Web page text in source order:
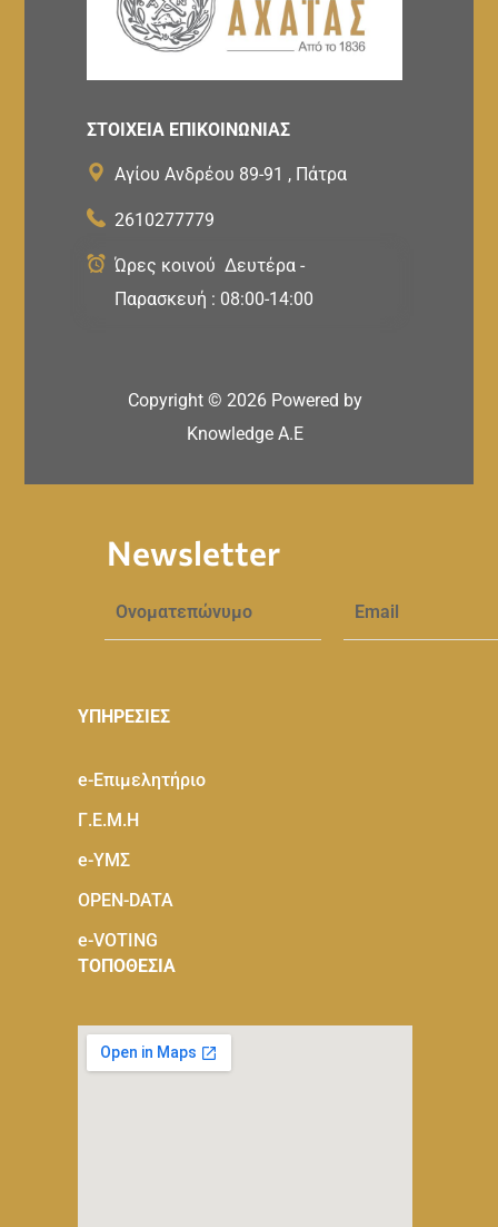
ΣΤΟΙΧΕΙΑ ΕΠΙΚΟΙΝΩΝΙΑΣ
Αγίου Ανδρέου 89-91 , Πάτρα
2610277779
Ώρες κοινού Δευτέρα -
Παρασκευή : 08:00-14:00
Copyright © 2026 Powered by
Knowledge A.E
Newsletter
ΥΠΗΡΕΣΙΕΣ
e-Eπιμελητήριο
Γ.Ε.Μ.Η
e-ΥΜΣ
OPEN-DATA
e-VOTING
ΤΟΠΟΘΕΣΙΑ